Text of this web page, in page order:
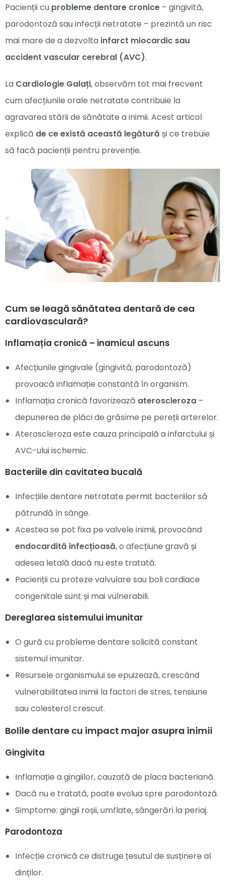
Pacienții cu probleme dentare cronice – gingivită,
parodontoză sau infecții netratate – prezintă un risc
mai mare de a dezvolta infarct miocardic sau
accident vascular cerebral (AVC).
La Cardiologie Galați, observăm tot mai frecvent
cum afecțiunile orale netratate contribuie la
agravarea stării de sănătate a inimii. Acest articol
explică de ce există această legătură și ce trebuie
să facă pacienții pentru prevenție.
Cum se leagă sănătatea dentară de cea
cardiovasculară?
Inflamația cronică – inamicul ascuns
Afecțiunile gingivale (gingivită, parodontoză)
provoacă inflamație constantă în organism.
Inflamația cronică favorizează ateroscleroza –
depunerea de plăci de grăsime pe pereții arterelor.
Ateroscleroza este cauza principală a infarctului și
AVC-ului ischemic.
Bacteriile din cavitatea bucală
Infecțiile dentare netratate permit bacteriilor să
pătrundă în sânge.
Acestea se pot fixa pe valvele inimii, provocând
endocardită infecțioasă, o afecțiune gravă și
adesea letală dacă nu este tratată.
Pacienții cu proteze valvulare sau boli cardiace
congenitale sunt și mai vulnerabili.
Dereglarea sistemului imunitar
O gură cu probleme dentare solicită constant
sistemul imunitar.
Resursele organismului se epuizează, crescând
vulnerabilitatea inimii la factori de stres, tensiune
sau colesterol crescut.
Bolile dentare cu impact major asupra inimii
Gingivita
Inflamație a gingiilor, cauzată de placa bacteriană.
Dacă nu e tratată, poate evolua spre parodontoză.
Simptome: gingii roșii, umflate, sângerări la periaj.
Parodontoza
Infecție cronică ce distruge țesutul de susținere al
dinților.